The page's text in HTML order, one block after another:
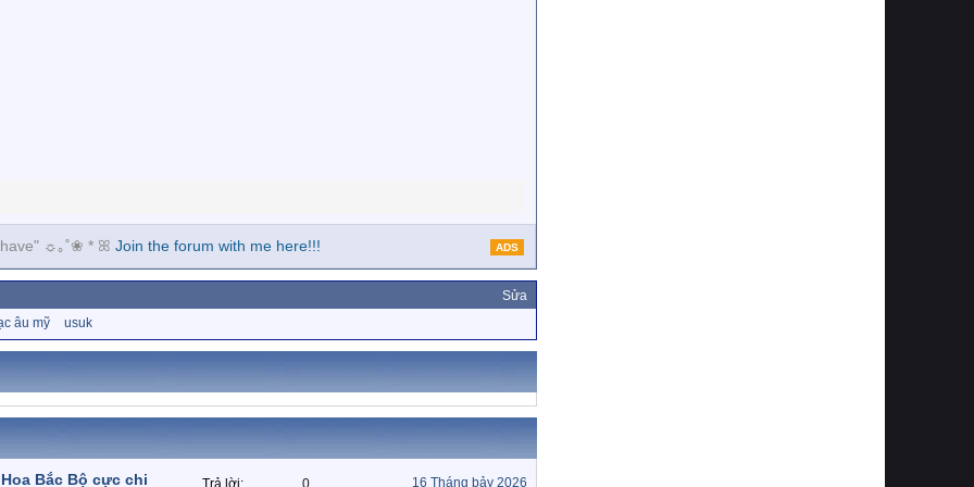
have" ☼｡˚❀ * ꕤ Join the forum with me here!!! ADS
Sửa
âu mỹ usuk
Bắc Bộ cực chi Trả lời 0 16 Tháng bảy 2026